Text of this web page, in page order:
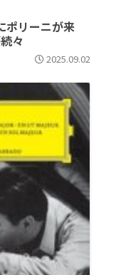
ポリーニが来
々
2025.09.02